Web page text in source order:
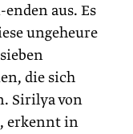
aus. Es
ungeheure
die sich
Sirilya von
erkennt in